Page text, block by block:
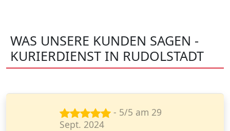
WAS UNSERE KUNDEN SAGEN -
KURIERDIENST IN RUDOLSTADT
- 5/5 am 5
Jan. 2024